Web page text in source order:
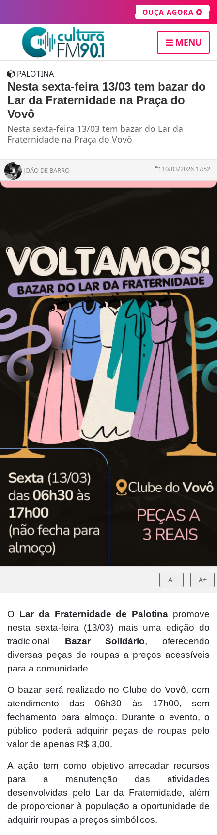
OUÇA AGORA
MENU
PALOTINA
Nesta sexta-feira 13/03 tem bazar do
Lar da Fraternidade na Praça do
Vovô
Nesta sexta-feira 13/03 tem bazar do Lar da
Fraternidade na Praça do Vovô
JOÃO DE BARRO 10/03/2026 17:52
A- A+
O Lar da Fraternidade de Palotina promove
nesta sexta-feira (13/03) mais uma edição do
tradicional Bazar Solidário, oferecendo
diversas peças de roupas a preços acessíveis
para a comunidade.
O bazar será realizado no Clube do Vovô, com
atendimento das 06h30 às 17h00, sem
fechamento para almoço. Durante o evento, o
público poderá adquirir peças de roupas pelo
valor de apenas R$ 3,00.
A ação tem como objetivo arrecadar recursos
para a manutenção das atividades
desenvolvidas pelo Lar da Fraternidade, além
de proporcionar à população a oportunidade de
adquirir roupas a preços simbólicos.